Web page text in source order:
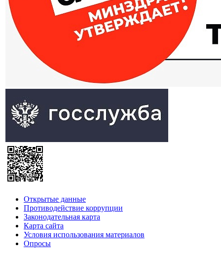
Открытые данные
Противодействие коррупции
Законодательная карта
Карта сайта
Условия использования материалов
Опросы